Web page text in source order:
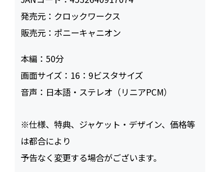
発売元： クロックワークス
販売元： ポニーキャニオン
本編： 50
画面サイズ： 16：9ビスタサイズ
音声： 日本語・ステレオ（リニアPCM）
※仕様、特典、ジャケット・デザイン、価格等
は都合により
予告なく変更する場合がございます。